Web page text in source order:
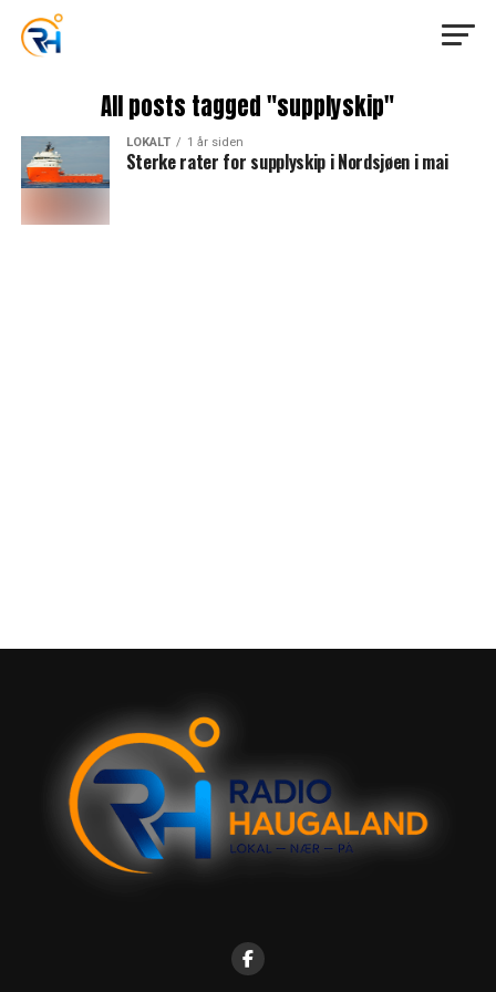
All posts tagged "supplyskip"
LOKALT 1 år siden
Sterke rater for supplyskip i Nordsjøen i mai